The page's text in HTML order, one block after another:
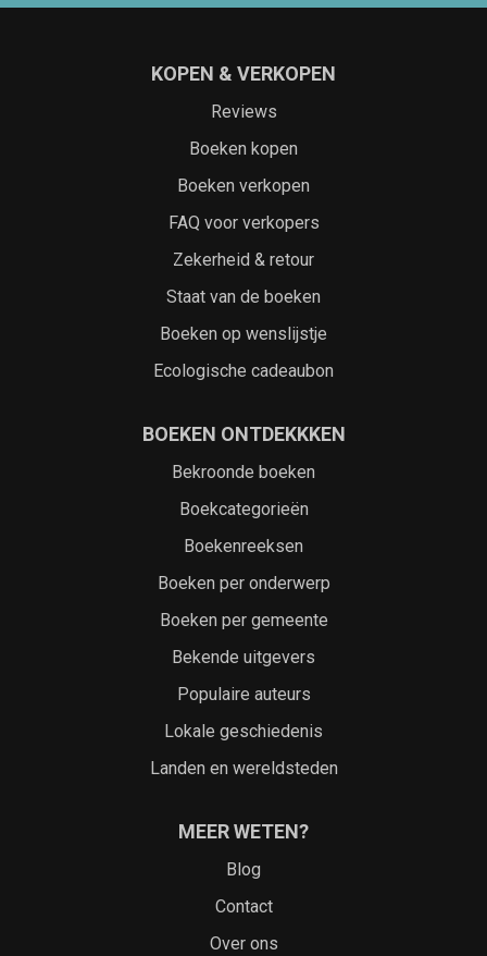
KOPEN & VERKOPEN
Reviews
Boeken kopen
Boeken verkopen
FAQ voor verkopers
Zekerheid & retour
Staat van de boeken
Boeken op wenslijstje
Ecologische cadeaubon
BOEKEN ONTDEKKKEN
Bekroonde boeken
Boekcategorieën
Boekenreeksen
Boeken per onderwerp
Boeken per gemeente
Bekende uitgevers
Populaire auteurs
Lokale geschiedenis
Landen en wereldsteden
MEER WETEN?
Blog
Contact
Over ons